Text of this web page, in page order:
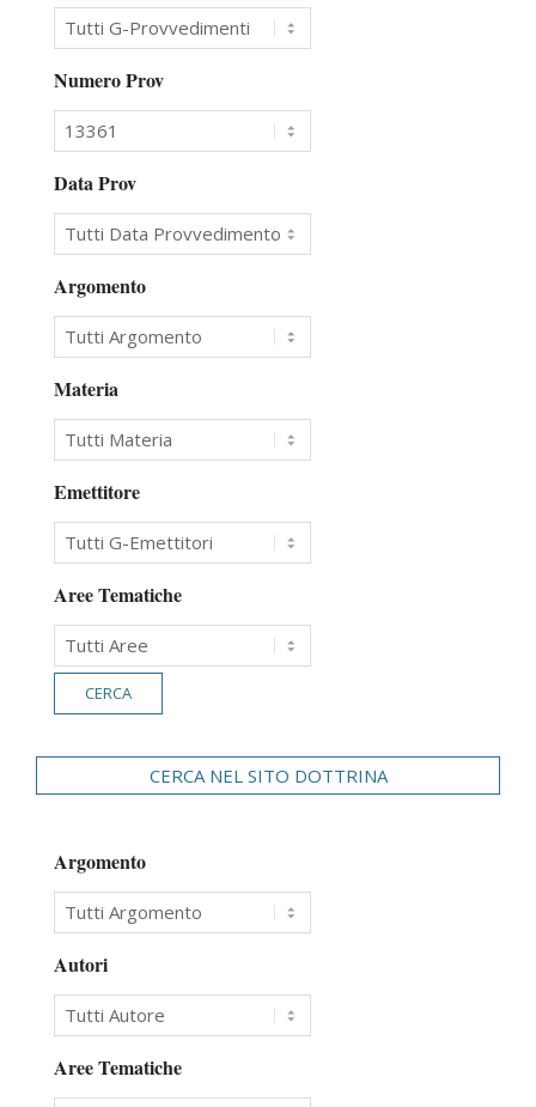
Numero Prov
Data Prov
Argomento
Materia
Emettitore
Aree Tematiche
CERCA NEL SITO DOTTRINA
Argomento
Autori
Aree Tematiche